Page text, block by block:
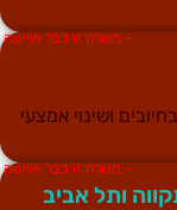
– משרה זו כבר אויישה
ושינוי אמצעי
– משרה זו כבר אויישה
ותל אביב